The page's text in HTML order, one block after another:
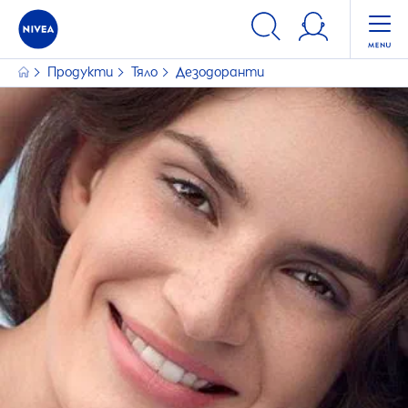
Продукти Тяло Дезодоранти
ФИЛТРИ
ПРОДУКТОВА СЕРИЯ
Double Effect
Fresh Comfort
Fresh Flower
Fresh Natural
Invisible for Black & White